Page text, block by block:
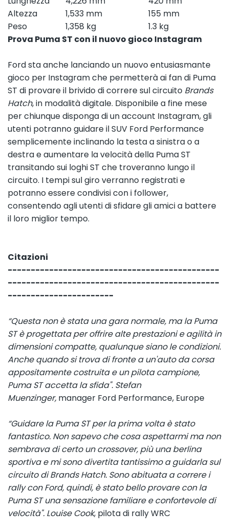
Altezza
1,533 mm
155 mm
Peso
1,358 kg
1.3 kg
Prova Puma ST con il nuovo gioco Instagram
Ford sta anche lanciando un nuovo entusiasmante
gioco per Instagram che permetterà ai fan di Puma
ST di provare il brivido di correre sul circuito Brands
Hatch, in modalità digitale. Disponibile a fine mese
per chiunque disponga di un account Instagram, gli
utenti potranno guidare il SUV Ford Performance
semplicemente inclinando la testa a sinistra o a
destra e aumentare la velocità della Puma ST
transitando sui loghi ST che troveranno lungo il
circuito. I tempi sul giro verranno registrati e
potranno essere condivisi con i follower,
consentendo agli utenti di sfidare gli amici a battere
il loro miglior tempo.
Citazioni
----------------------------------------------
----------------------------------------------
-----------------------
“Questa non è stata una gara normale, ma la Puma
ST è progettata per offrire alte prestazioni e agilità in
dimensioni compatte, qualunque siano le condizioni.
Anche quando si trova di fronte a un'auto da corsa
appositamente costruita e un pilota campione,
Puma ST accetta la sfida". Stefan
Muenzinger, manager Ford Performance, Europe
“Guidare la Puma ST per la prima volta è stato
fantastico. Non sapevo che cosa aspettarmi ma non
sembrava di certo un crossover, più una berlina
sportiva e mi sono divertita tantissimo a guidarla sul
circuito di Brands Hatch. Sono abituata a correre i
rally con Ford, quindi, è stato bello provare con la
Puma ST una sensazione familiare e confortevole di
velocità". Louise Cook, pilota di rally WRC